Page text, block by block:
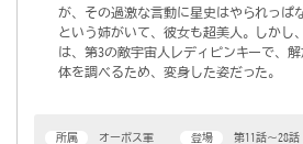
が、その過激な言動に星史はやられっぱ
という姉がいて、彼女も超美人。しかし
は、第3の敵宇宙人レディピンキーで、
体を調べるため、変身した姿だった。
所属 オーボス軍 登場
第11話～28話